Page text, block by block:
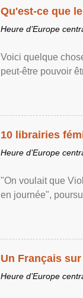
Qu'est-ce que
Heure d’Europe
Voici quelque
peut-être pouvoir
10 librairies
Heure d’Europe
"On voulait que
en journée",
Un Français
Heure d’Europe